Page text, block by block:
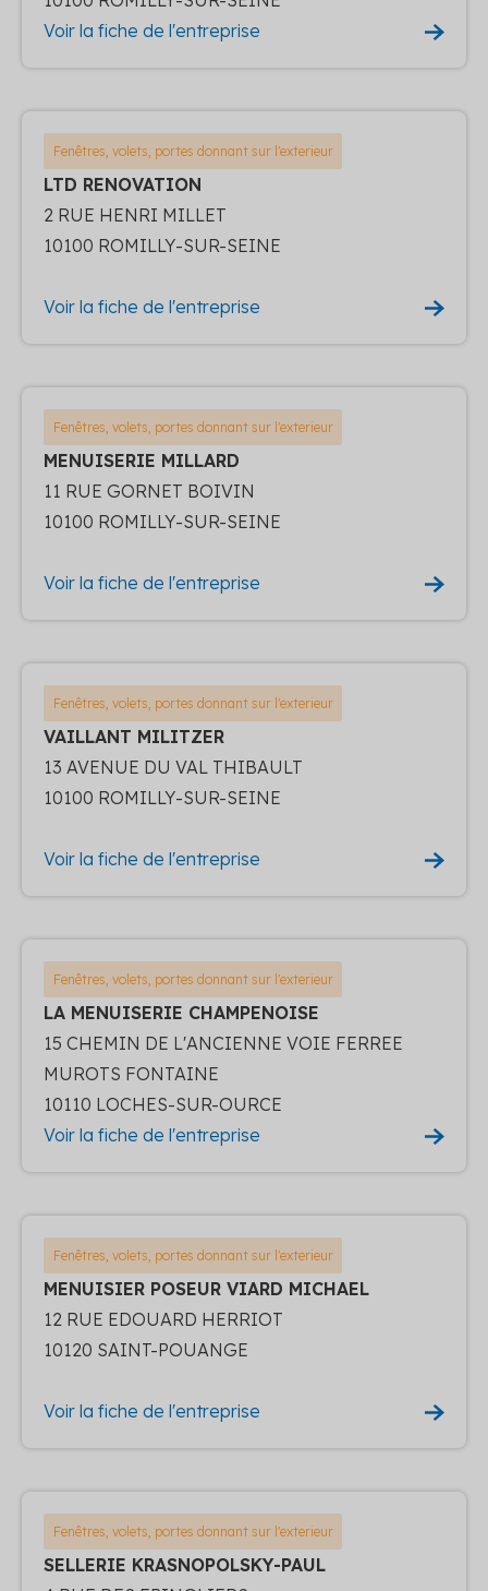
Voir la fiche de l'entreprise
Fenêtres, volets, portes donnant sur l'exterieur
LTD RENOVATION
2 RUE HENRI MILLET
10100 ROMILLY-SUR-SEINE
Voir la fiche de l'entreprise
Fenêtres, volets, portes donnant sur l'exterieur
MENUISERIE MILLARD
11 RUE GORNET BOIVIN
10100 ROMILLY-SUR-SEINE
Voir la fiche de l'entreprise
Fenêtres, volets, portes donnant sur l'exterieur
VAILLANT MILITZER
13 AVENUE DU VAL THIBAULT
10100 ROMILLY-SUR-SEINE
Voir la fiche de l'entreprise
Fenêtres, volets, portes donnant sur l'exterieur
LA MENUISERIE CHAMPENOISE
15 CHEMIN DE L'ANCIENNE VOIE FERREE
MUROTS FONTAINE
10110 LOCHES-SUR-OURCE
Voir la fiche de l'entreprise
Fenêtres, volets, portes donnant sur l'exterieur
MENUISIER POSEUR VIARD MICHAEL
12 RUE EDOUARD HERRIOT
10120 SAINT-POUANGE
Voir la fiche de l'entreprise
Fenêtres, volets, portes donnant sur l'exterieur
SELLERIE KRASNOPOLSKY-PAUL